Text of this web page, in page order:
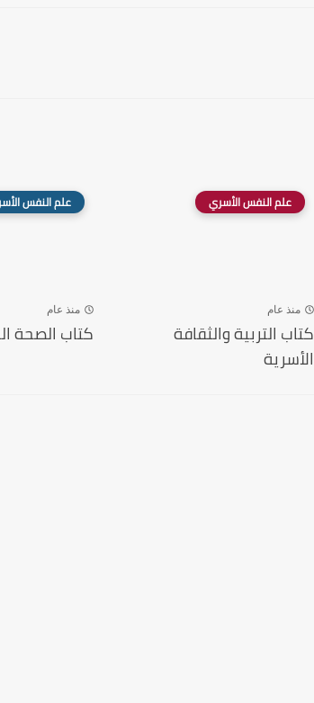
علم النفس الأسري
منذ عام
كتاب التربية والثقافة
الأسرية
علم النفس
منذ عام
كتاب الصحة